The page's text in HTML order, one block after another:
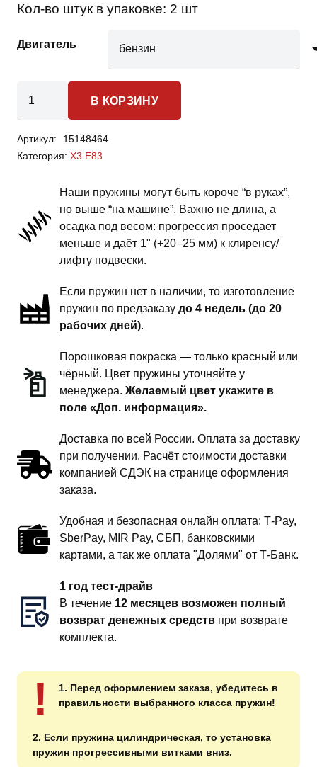
Кол-во штук в упаковке: 2 шт
Двигатель
товара
X3
E83
пружины
передней
подвески
дюйм
комфорт
В КОРЗИНУ
Артикул:
15148464
Категория: X3 E83
Наши пружины могут быть короче “в руках”,
но выше “на машине”. Важно не длина, а
осадка под весом: прогрессия проседает
меньше и даёт 1" (+20–25 мм) к клиренсу/
лифту подвески.
Если пружин нет в наличии, то изготовление
пружин по предзаказу до 4 недель (до 20
рабочих дней).
Порошковая покраска — только красный или
чёрный. Цвет пружины уточняйте у
менеджера. Желаемый цвет укажите в
поле «Доп. информация».
Доставка по всей России. Оплата за доставку
при получении. Расчёт стоимости доставки
компанией СДЭК на странице оформления
заказа.
Удобная и безопасная онлайн оплата: T‑Pay,
SberPay, MIR Pay, СБП, банковскими
картами, а так же оплата "Долями" от Т-Банк.
1 год тест-драйв
В течение 12 месяцев возможен полный
возврат денежных средств при возврате
комплекта.
!
1. Перед оформлением заказа, убедитесь в
правильности выбранного класса пружин!
2. Если пружина цилиндрическая, то установка
пружин прогрессивными витками вниз.